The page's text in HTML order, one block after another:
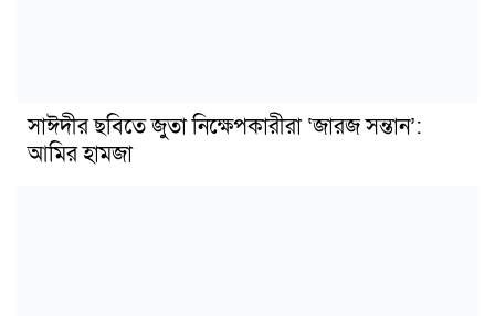
সাঈদীর ছবিতে জুতা নিক্ষেপকারীরা ‘জারজ সন্তান’:
আমির হামজা